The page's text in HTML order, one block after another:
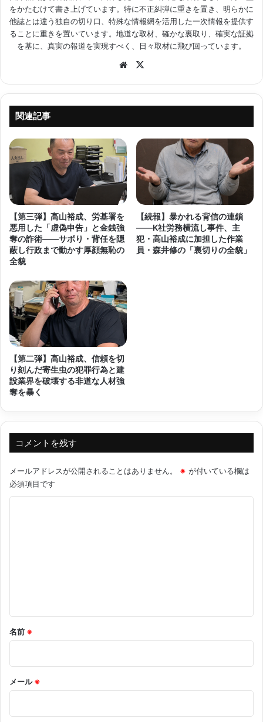
をかたむけて書き上げています。特に不正糾弾に重きを置き、明らかに
他誌とは違う独自の切り口、特殊な情報網を活用した一次情報を提供す
ることに重きを置いています。地道な取材、確かな裏取り、確実な証拠
を基に、真実の報道を実現すべく、日々取材に飛び回っています。
Website
関連記事
【第三弾】高山裕成、労基署を
悪用した「虚偽申告」と金銭強
奪の詐術――サボり・背任を隠
蔽し行政まで動かす厚顔無恥の
全貌
【続報】暴かれる背信の連鎖
――K社労務横流し事件、主
犯・高山裕成に加担した作業
員・森井修の「裏切りの全貌」
【第二弾】高山裕成、信頼を切
り刻んだ寄生虫の犯罪行為と建
設業界を破壊する非道な人材強
奪を暴く
コメントを残す
メールアドレスが公開されることはありません。 ※ が付いている欄は
必須項目です
名前 ※
メール※